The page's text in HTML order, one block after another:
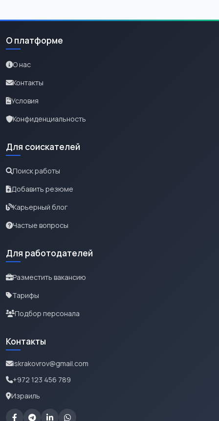
О платформе
О нас
Контакты
Условия
Конфиденциальность
Для соискателей
Поиск работы
Добавить резюме
Карьерный блог
Частые вопросы
Для работодателей
Разместить вакансию
Тарифы
Подбор персонала
Контакты
iskrakovrov@gmail.com
+972 123 456 789
Израиль